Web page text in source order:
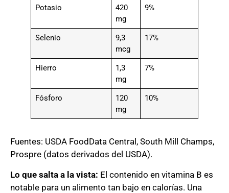
Potasio
420
mg
9%
Selenio
9,3
mcg
17%
Hierro
1,3
mg
7%
Fósforo
120
mg
10%
Fuentes: USDA FoodData Central, South Mill Champs,
Prospre (datos derivados del USDA).
Lo que salta a la vista: El contenido en vitamina B es
notable para un alimento tan bajo en calorías. Una